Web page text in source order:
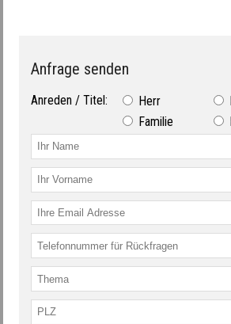
Anfrage senden
Anreden / Titel: Herr
Familie